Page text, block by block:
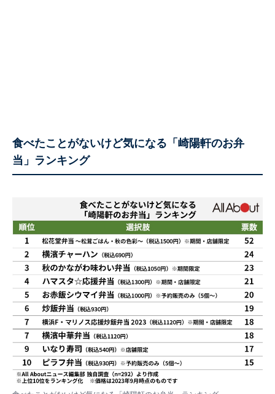
食べたことがないけど気になる「崎陽軒のお弁
当」ランキング